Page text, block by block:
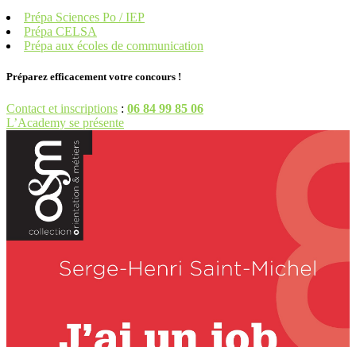
Prépa Sciences Po / IEP
Prépa CELSA
Prépa aux écoles de communication
Préparez efficacement votre concours !
Contact et inscriptions : 06 84 99 85 06
L’Academy se présente